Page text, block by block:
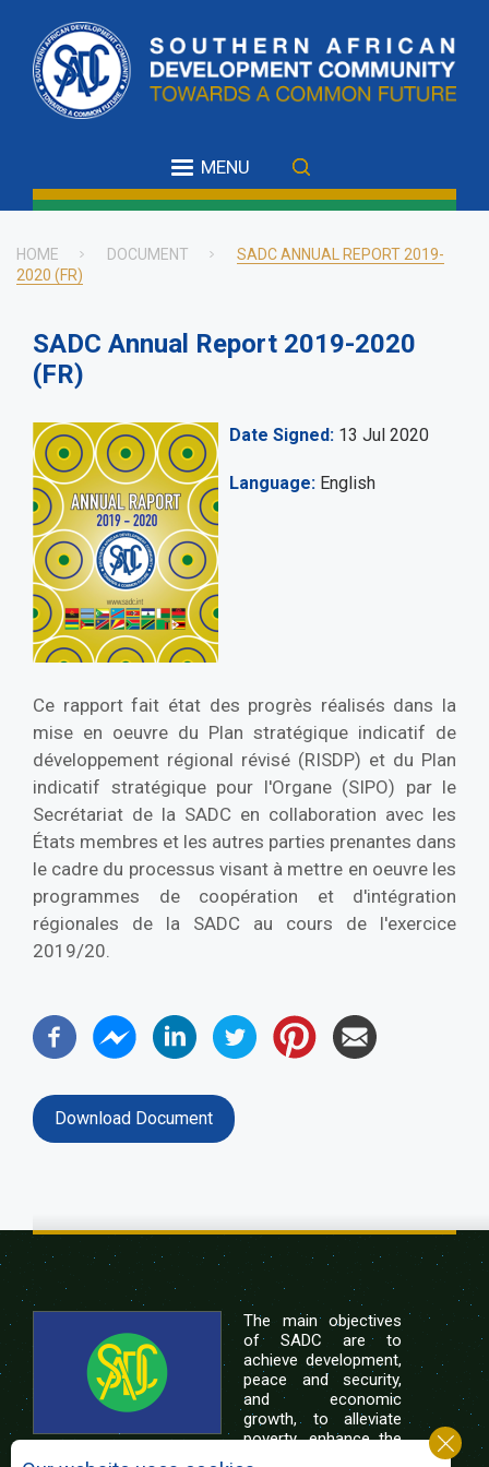
main
content
MENU
Breadcrumb
HOME DOCUMENT
SADC ANNUAL REPORT 2019-
2020 (FR)
SADC Annual Report 2019-2020
(FR)
Date Signed 13 Jul 2020
Language English
Ce rapport fait état des progrès réalisés dans la
mise en oeuvre du Plan stratégique indicatif de
développement régional révisé (RISDP) et du Plan
indicatif stratégique pour l'Organe (SIPO) par le
Secrétariat de la SADC en collaboration avec les
États membres et les autres parties prenantes dans
le cadre du processus visant à mettre en oeuvre les
programmes de coopération et d'intégration
régionales de la SADC au cours de l'exercice
2019/20.
Download Document
The main objectives
of SADC are to
achieve development,
peace and security,
and economic
growth, to alleviate
poverty, enhance the